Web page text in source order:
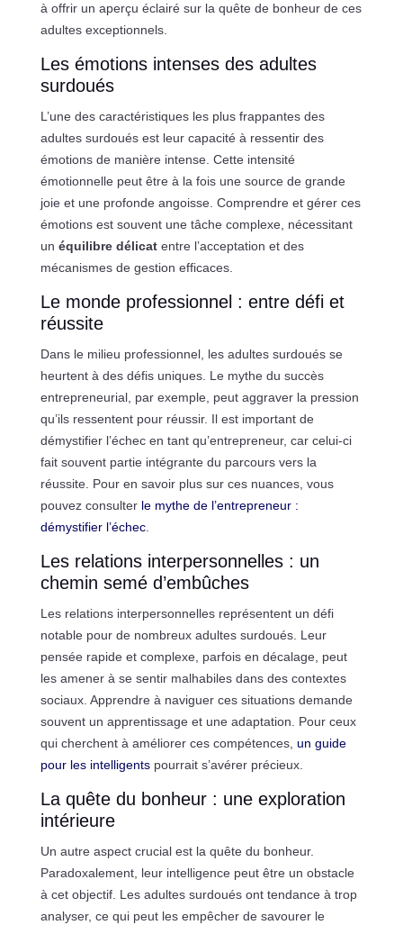
à offrir un aperçu éclairé sur la quête de bonheur de ces
adultes exceptionnels.
Les émotions intenses des adultes
surdoués
L’une des caractéristiques les plus frappantes des
adultes surdoués est leur capacité à ressentir des
émotions de manière intense. Cette intensité
émotionnelle peut être à la fois une source de grande
joie et une profonde angoisse. Comprendre et gérer ces
émotions est souvent une tâche complexe, nécessitant
un équilibre délicatentre l’acceptation et des
mécanismes de gestion efficaces.
Le monde professionnel : entre défi et
réussite
Dans le milieu professionnel, les adultes surdoués se
heurtent à des défis uniques. Le mythe du succès
entrepreneurial, par exemple, peut aggraver la pression
qu’ils ressentent pour réussir. Il est important de
démystifier l’échec en tant qu’entrepreneur, car celui-ci
fait souvent partie intégrante du parcours vers la
réussite. Pour en savoir plus sur ces nuances, vous
pouvez consulter le mythe de l’entrepreneur :
démystifier l’échec.
Les relations interpersonnelles : un
chemin semé d’embûches
Les relations interpersonnelles représentent un défi
notable pour de nombreux adultes surdoués. Leur
pensée rapide et complexe, parfois en décalage, peut
les amener à se sentir malhabiles dans des contextes
sociaux. Apprendre à naviguer ces situations demande
souvent un apprentissage et une adaptation. Pour ceux
qui cherchent à améliorer ces compétences, un guide
pour les intelligentspourrait s’avérer précieux.
La quête du bonheur : une exploration
intérieure
Un autre aspect crucial est la quête du bonheur.
Paradoxalement, leur intelligence peut être un obstacle
à cet objectif. Les adultes surdoués ont tendance à trop
analyser, ce qui peut les empêcher de savourer le